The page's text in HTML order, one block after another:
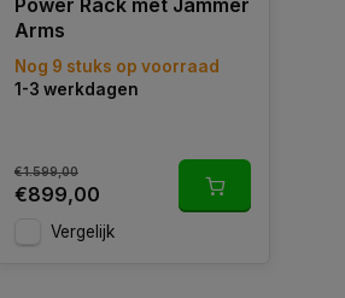
Power Rack met Jammer
Arms
Nog 9 stuks op voorraad
1-3 werkdagen
€1.599,00
€899,00
Vergelijk